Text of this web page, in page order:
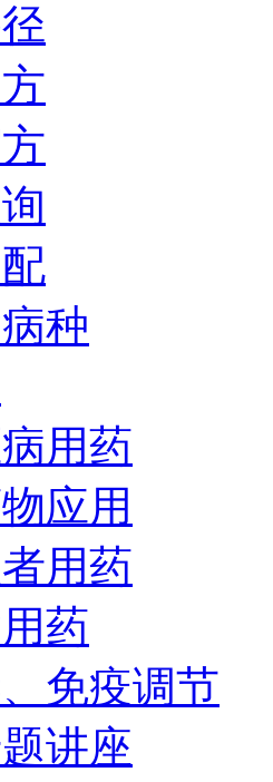
种
用药
应用
用药
药
免疫调节
讲座